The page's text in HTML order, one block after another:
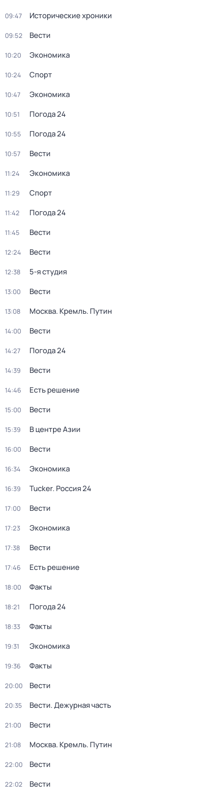
09:47 Исторические хроники
09:52 Вести
10:20 Экономика
10:24 Спорт
10:47 Экономика
10:51 Погода 24
10:55 Погода 24
10:57 Вести
11:24 Экономика
11:29 Спорт
11:42 Погода 24
11:45 Вести
12:24 Вести
12:38 5-я студия
13:00 Вести
13:08 Москва. Кремль. Путин
14:00 Вести
14:27 Погода 24
14:39 Вести
14:46 Есть решение
15:00 Вести
15:39 В центре Азии
16:00 Вести
16:34 Экономика
16:39 Tucker. Россия 24
17:00 Вести
17:23 Экономика
17:38 Вести
17:46 Есть решение
18:00 Факты
18:21 Погода 24
18:33 Факты
19:31 Экономика
19:36 Факты
20:00 Вести
20:35 Вести. Дежурная часть
21:00 Вести
21:08 Москва. Кремль. Путин
22:00 Вести
22:02 Вести